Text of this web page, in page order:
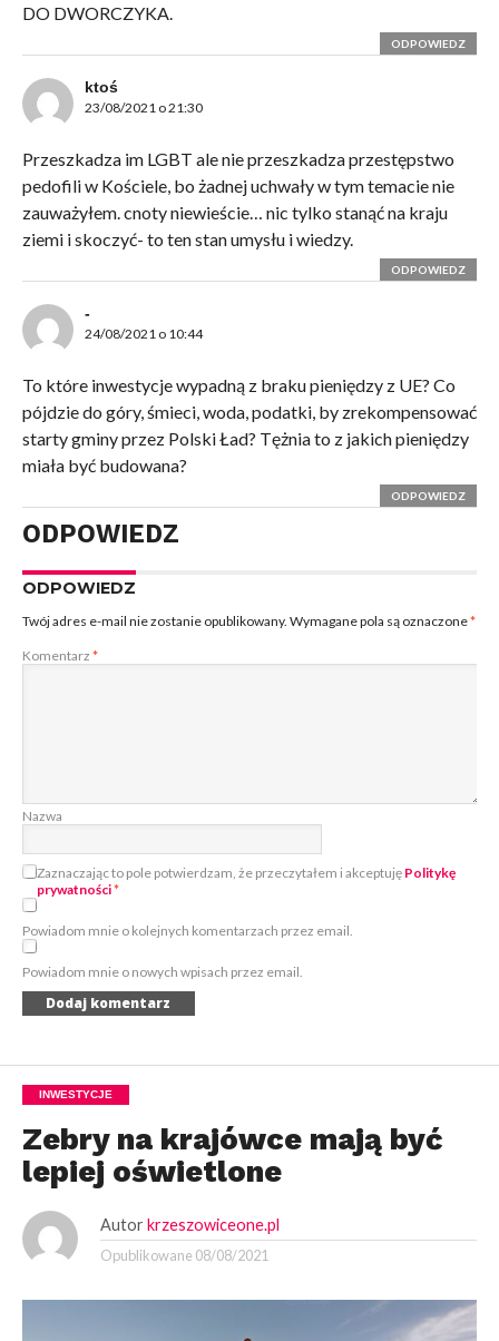
DO DWORCZYKA.
ODPOWIEDZ
ktoś
23/08/2021 o 21:30
Przeszkadza im LGBT ale nie przeszkadza przestępstwo
pedofili w Kościele, bo żadnej uchwały w tym temacie nie
zauważyłem. cnoty niewieście… nic tylko stanąć na kraju
ziemi i skoczyć- to ten stan umysłu i wiedzy.
ODPOWIEDZ
-
24/08/2021 o 10:44
To które inwestycje wypadną z braku pieniędzy z UE? Co
pójdzie do góry, śmieci, woda, podatki, by zrekompensować
starty gminy przez Polski Ład? Tężnia to z jakich pieniędzy
miała być budowana?
ODPOWIEDZ
ODPOWIEDZ
ODPOWIEDZ
Twój adres e-mail nie zostanie opublikowany. Wymagane pola są oznaczone*
Komentarz *
Nazwa
Zaznaczając to pole potwierdzam, że przeczytałem i akceptuję Politykę
prywatności*
Powiadom mnie o kolejnych komentarzach przez email.
Powiadom mnie o nowych wpisach przez email.
INWESTYCJE
Zebry na krajówce mają być
lepiej oświetlone
Autor krzeszowiceone.pl
Opublikowane 08/08/2021